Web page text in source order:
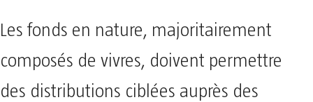
Les fonds en nature, majoritairement
composés de vivres, doivent permettre
des distributions ciblées auprès des